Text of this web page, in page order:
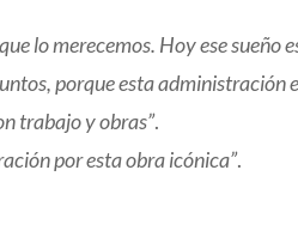
lo merecemos. Hoy ese sueño
porque esta administración
trabajo y obras”.
por esta obra icónica”.